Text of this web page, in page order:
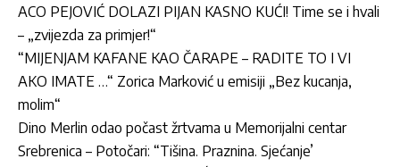
ACO PEJOVIĆ DOLAZI PIJAN KASNO KUĆI! Time se i hvali
– „zvijezda za primjer!“
“MIJENJAM KAFANE KAO ČARAPE – RADITE TO I VI
AKO IMATE …“ Zorica Marković u emisiji „Bez kucanja,
molim“
Dino Merlin odao počast žrtvama u Memorijalni centar
Srebrenica – Potočari: “Tišina. Praznina. Sjećanje’